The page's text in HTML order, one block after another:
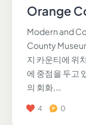
Orange
Modern and
County
지 카운티에 위
에 중점을 두고
의 회화,…
4 0